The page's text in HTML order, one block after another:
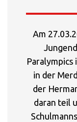
Am
in der
der
daran teil